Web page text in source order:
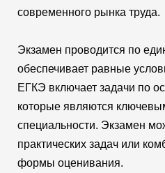
современного рынка труда.
Экзамен проводится по
обеспечивает равные
ЕГКЭ включает задачи по
которые являются
специальности. Экзамен
практических задач или
формы оценивания.